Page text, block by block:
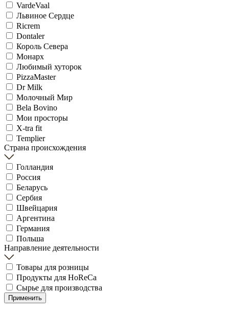
VardeVaal
Львиное Сердце
Ricrem
Dontaler
Король Севера
Монарх
Любимый хуторок
PizzaMaster
Dr Milk
Молочный Мир
Bela Bovino
Мои просторы
X-tra fit
Templier
Страна происхождения
Голландия
Россия
Беларусь
Сербия
Швейцария
Аргентина
Германия
Польша
Направление деятельности
Товары для розницы
Продукты для HoReCa
Сырье для производства
Применить